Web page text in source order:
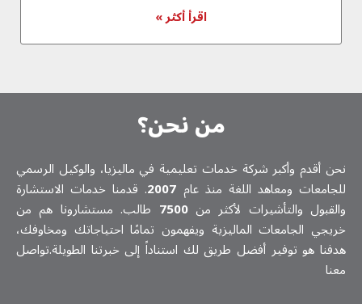
اقرأ أكثر »
من نحن؟
نحن أقدم وأكبر شركة خدمات تعلیمیة في ماليزيا، والوكيل الرسمي
للجامعات ومعاهد اللغة منذ عام 2007. قدمنا خدمات الاستشارة
والقبول والتأشيرات لأكثر من7500 طالب. مستشارونا هم من
خريجي الجامعات الماليزية ويفهمون تمامًا احتياجاتك ومخاوفك،
هدفنا هو توفير أفضل طريق لك استناداً إلى خبرتنا الطويلة.تواصل
معنا